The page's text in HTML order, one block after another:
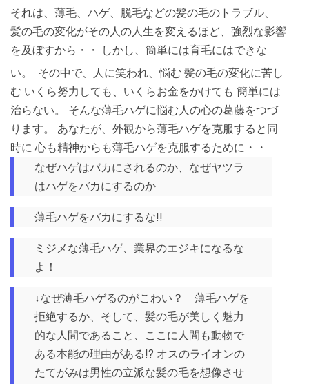
それは、薄毛、ハゲ、脱毛などの髪の毛のトラブル、
髪の毛の変化がその人の人生を変えるほど、強烈な影響
を及ぼすから・・ しかし、簡単には育毛にはできな
い。
その中で、人に笑われ、悩む 髪の毛の変化に苦し
む いくら努力しても、いくらお金をかけても 簡単には
治らない。 そんな薄毛ハゲに悩む人の心の葛藤をつづ
ります。 あなたが、外観から薄毛ハゲを克服すると同
時に 心も精神からも薄毛ハゲを克服するために・・
なぜハゲはバカにされるのか、なぜヤツラ
はハゲをバカにするのか
薄毛ハゲをバカにするな!!
ミジメな薄毛ハゲ、業界のエジキになるな
よ！
↓なぜ薄毛ハゲるのがこわい？ 薄毛ハゲを
拒絶するか、そして、髪の毛が美しく魅力
的な人間であること、ここに人間も動物で
ある本能の理由がある!? オスのライオンの
たてがみは男性の立派な髪の毛を想像させ